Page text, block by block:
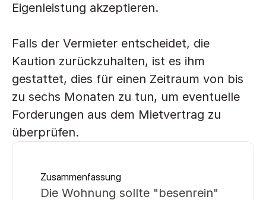
Eigenleistung akzeptieren.
Falls der Vermieter entscheidet, die
Kaution zurückzuhalten, ist es ihm
gestattet, dies für einen Zeitraum von bis
zu sechs Monaten zu tun, um eventuelle
Forderungen aus dem Mietvertrag zu
überprüfen.
Zusammenfassung
Die Wohnung sollte "besenrein"